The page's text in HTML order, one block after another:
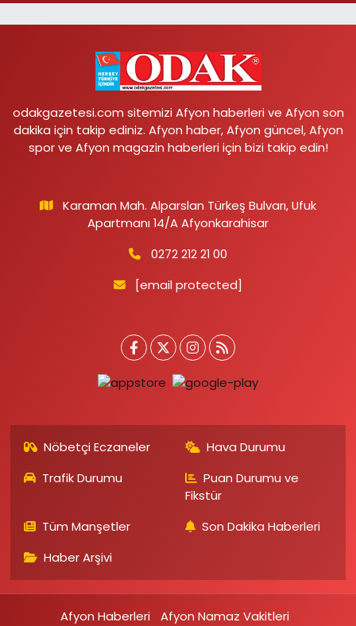
odakgazetesi.com sitemizi Afyon haberleri ve Afyon son
dakika için takip ediniz. Afyon haber, Afyon güncel, Afyon
spor ve Afyon magazin haberleri için bizi takip edin!
Karaman Mah. Alparslan Türkeş Bulvarı, Ufuk
Apartmanı 14/A Afyonkarahisar
0272 212 21 00
[email protected]
Nöbetçi Eczaneler
Hava Durumu
Trafik Durumu
Puan Durumu ve
Fikstür
Tüm Manşetler
Son Dakika Haberleri
Haber Arşivi
Afyon Haberleri
Afyon Namaz Vakitleri